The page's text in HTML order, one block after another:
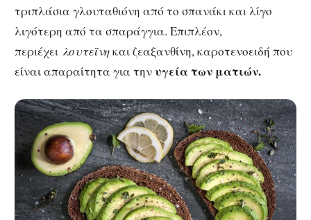
τριπλάσια γλουταθιόνη από το σπανάκι και λίγο
λιγότερη από τα σπαράγγια. Επιπλέον,
περιέχει λουτεΐνηκαι ζεαξανθίνη, καροτενοειδή που
είναι απαραίτητα για τηνυγεία των ματιών.